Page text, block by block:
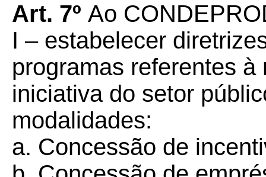
Art. 7º Ao
I – estabelecer
programas referentes
iniciativa do setor
modalidades:
a. Concessão de